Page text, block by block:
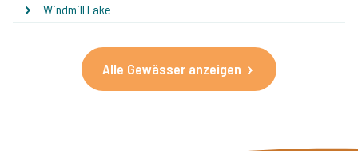
Windmill Lake
Alle Gewässer anzeigen